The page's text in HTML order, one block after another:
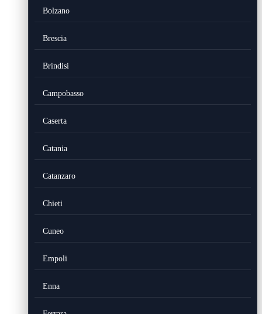
Bolzano
Brescia
Brindisi
Campobasso
Caserta
Catania
Catanzaro
Chieti
Cuneo
Empoli
Enna